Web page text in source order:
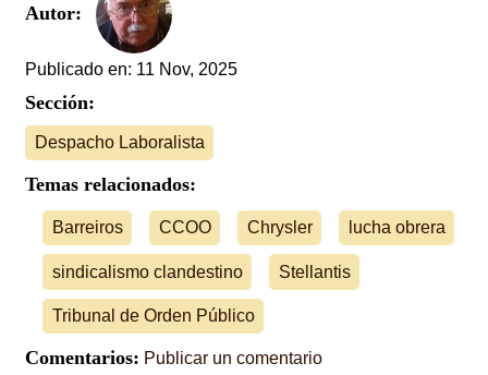
Autor:
Publicado en: 11 Nov, 2025
Sección:
Despacho Laboralista
Temas relacionados:
Barreiros CCOO Chrysler lucha obrera
sindicalismo clandestino Stellantis
Tribunal de Orden Público
Comentarios: Publicar un comentario